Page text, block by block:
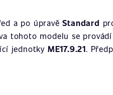
a po úpravěStandard
tohoto modelu se
jednotky ME17.9.21.